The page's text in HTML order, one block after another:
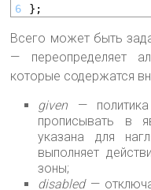
6
};
Всего может быть
— переопределяет
которые содержатся
given —
прописывать в
указана для
выполняет
зоны;
disabled—